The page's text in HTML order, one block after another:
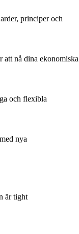
principer och
nå dina ekonomiska
och flexibla
nya
är tight